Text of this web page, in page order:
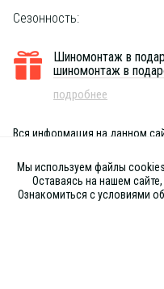
Сезонность:
Шиномонтаж в
шиномонтаж в
подробнее
Вся информация на данном
публичной офертой,
РФ
Мы используем файлы
Оставаясь на нашем
Ознакомиться с условиями